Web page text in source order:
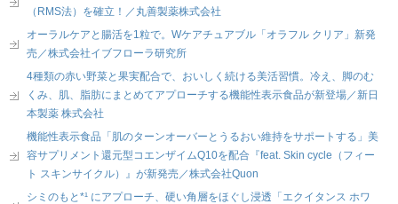
（RMS法）を確立！／丸善製薬株式会社
オーラルケアと腸活を1粒で。Wケアチュアブル「オラフル クリア」新発
売／株式会社イブフローラ研究所
4種類の赤い野菜と果実配合で、おいしく続ける美活習慣。冷え、脚のむ
くみ、肌、脂肪にまとめてアプローチする機能性表示食品が新登場／新日
本製薬 株式会社
機能性表示食品「肌のターンオーバーとうるおい維持をサポートする」美
容サプリメント還元型コエンザイムQ10を配合『feat. Skin cycle（フィー
ト スキンサイクル）』が新発売／株式会社Quon
シミのもと*¹ にアプローチ、硬い角層をほぐし浸透「エクイタンス ホワ